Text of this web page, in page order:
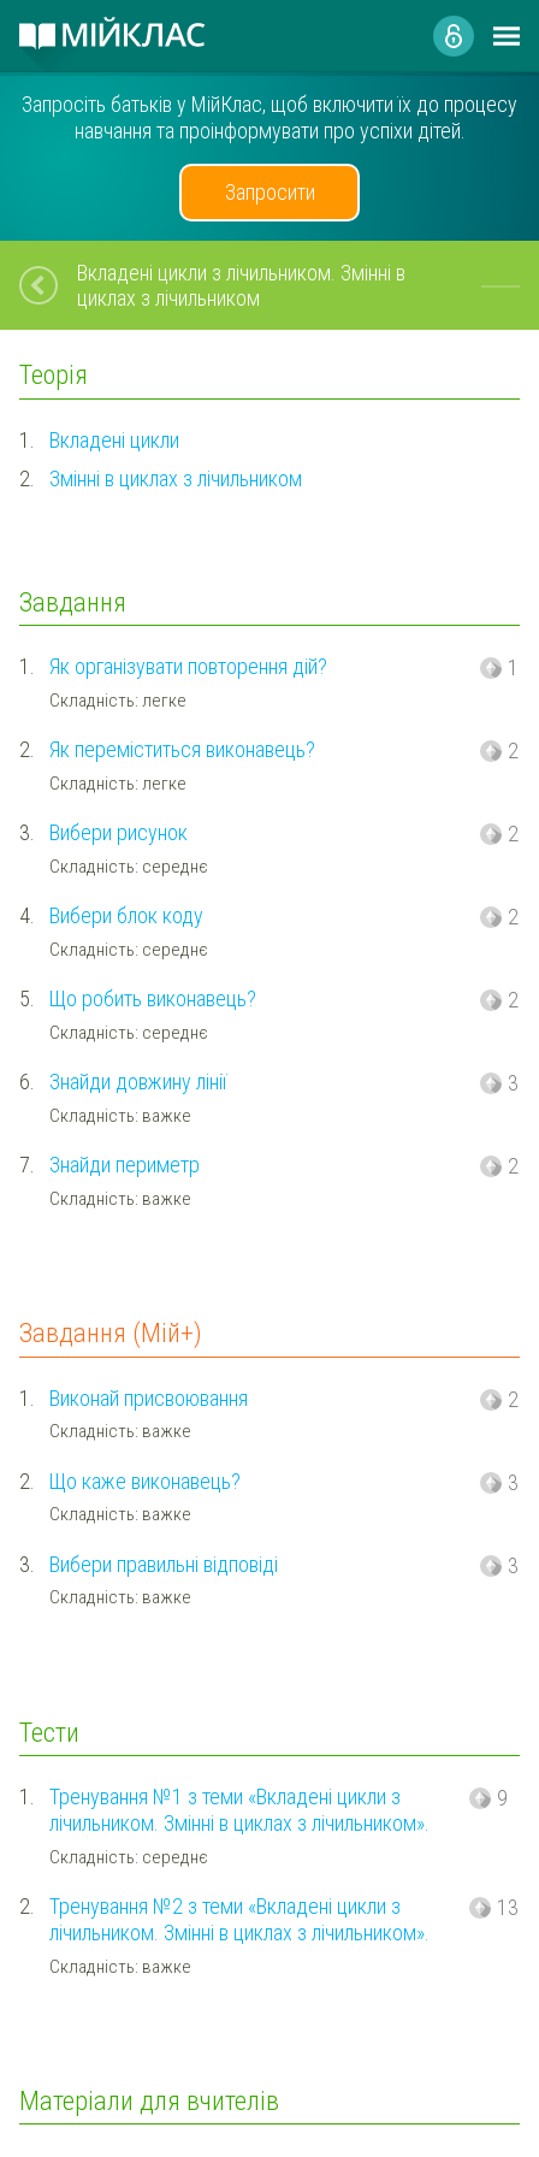
Запросіть батьків у МійКлас, щоб включити їх до процесу
навчання та проінформувати про успіхи дітей.
Запросити
Вкладені цикли з лічильником. Змінні в
циклах з лічильником
Теорія
1.
Вкладені цикли
2.
Змінні в циклах з лічильником
Завдання
1. Як організувати повторення дій?
Складність: легке
1
2. Як переміститься виконавець?
Складність: легке
2
3. Вибери рисунок
Складність: середнє
2
4. Вибери блок коду
Складність: середнє
2
5. Що робить виконавець?
Складність: середнє
2
6. Знайди довжину лінії
Складність: важке
3
7. Знайди периметр
Складність: важке
2
Завдання (Мій+)
1. Виконай присвоювання
Складність: важке
2
2. Що каже виконавець?
Складність: важке
3
3. Вибери правильні відповіді
Складність: важке
3
Тести
1.
Тренування №1 з теми «Вкладені цикли з
лічильником. Змінні в циклах з лічильником».
Складність: середнє
9
2.
Тренування №2 з теми «Вкладені цикли з
лічильником. Змінні в циклах з лічильником».
Складність: важке
13
Матеріали для вчителів